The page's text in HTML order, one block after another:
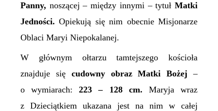
Panny, noszącej – między innymi – tytułMatki
Jedności. Opiekują się nim obecnieMisjonarze
Oblaci Maryi Niepokalanej.
W głównym ołtarzutamtejszegokościoła
znajduje się cudowny obraz Matki Bożej–
o wymiarach:223 – 128 cm. Maryja wraz
z Dzieciątkiem ukazana jest na nim w całej